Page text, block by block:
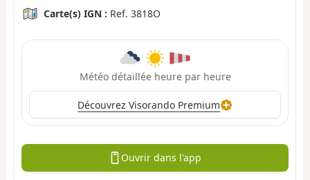
Carte(s) IGN : Ref. 3818O
Météo détaillée heure par heure
Découvrez Visorando Premium
Ouvrir dans l'app